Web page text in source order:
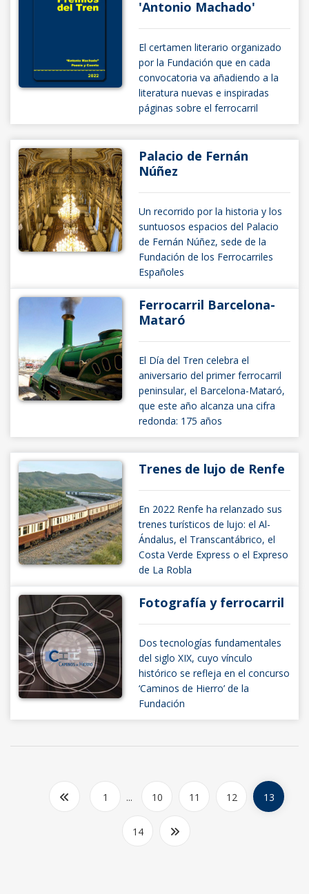
'Antonio Machado'
El certamen literario organizado
por la Fundación que en cada
convocatoria va añadiendo a la
literatura nuevas e inspiradas
páginas sobre el ferrocarril
Palacio de Fernán
Núñez
Un recorrido por la historia y los
suntuosos espacios del Palacio
de Fernán Núñez, sede de la
Fundación de los Ferrocarriles
Españoles
Ferrocarril Barcelona-
Mataró
El Día del Tren celebra el
aniversario del primer ferrocarril
peninsular, el Barcelona-Mataró,
que este año alcanza una cifra
redonda: 175 años
Trenes de lujo de Renfe
En 2022 Renfe ha relanzado sus
trenes turísticos de lujo: el Al-
Ándalus, el Transcantábrico, el
Costa Verde Express o el Expreso
de La Robla
Fotografía y ferrocarril
Dos tecnologías fundamentales
del siglo XIX, cuyo vínculo
histórico se refleja en el concurso
‘Caminos de Hierro’ de la
Fundación
1 ... 10 11 12 13
14